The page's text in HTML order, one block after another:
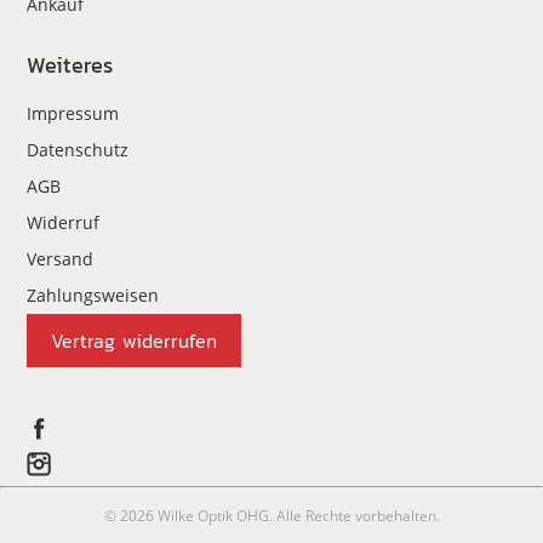
Weiteres
Impressum
Datenschutz
AGB
Widerruf
Versand
Zahlungsweisen
Vertrag widerrufen
© 2026 Wilke Optik OHG. Alle Rechte vorbehalten.